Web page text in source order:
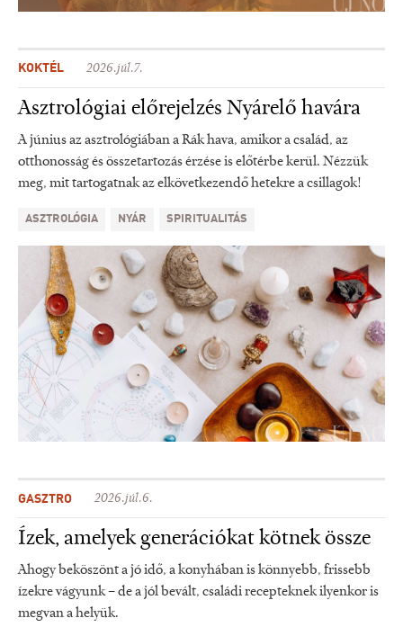
KOKTÉL 2026.júl.7.
Asztrológiai előrejelzés Nyárelő havára
A június az asztrológiában a Rák hava, amikor a család, az
otthonosság és összetartozás érzése is előtérbe kerül. Nézzük
meg, mit tartogatnak az elkövetkezendő hetekre a csillagok!
ASZTROLÓGIA NYÁR SPIRITUALITÁS
GASZTRO 2026.júl.6.
Ízek, amelyek generációkat kötnek össze
Ahogy beköszönt a jó idő, a konyhában is könnyebb, frissebb
ízekre vágyunk – de a jól bevált, családi recepteknek ilyenkor is
megvan a helyük.